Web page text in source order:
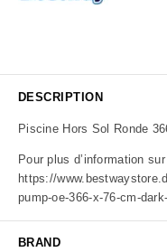
DESCRIPTION
Piscine Hors Sol Ronde
Pour plus d’information sur
https://
pump-oe-366-x-76-cm-
BRAND